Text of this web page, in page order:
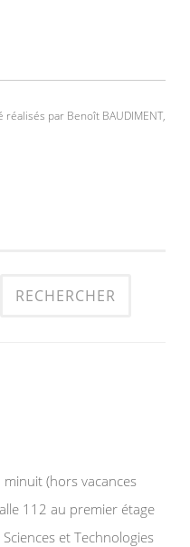
par Benoît BAUDIMENT,
(hors vacances
112 au premier étage
et Technologies